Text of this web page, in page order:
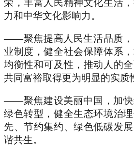
荣，丰富人民精神文化生活
力和中华文化影响力。
——聚焦提高人民生活品质，
业制度，健全社会保障体系
均衡性和可及性，推动人的
共同富裕取得更为明显的实质
——聚焦建设美丽中国，加快
绿色转型，健全生态环境治
先、节约集约、绿色低碳发
谐共生。